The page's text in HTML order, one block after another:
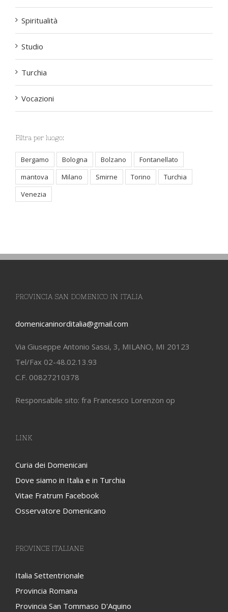
Spiritualità
Studio
Turchia
Vocazioni
Filtra per luogo:
Bergamo Bologna Bolzano
Fontanellato
mantova
Milano Smirne Torino
Turchia
Venezia
PROVINCIA SAN DOMENICO IN ITALIA
domenicaninorditalia@gmail.com
Via Giuseppe Antonio Sassi, 3, MILANO, MI 20123
Tel/Fax 02-48.02.13.93
C.F. 00827210378
Responsabile sito: fra Francesco Lorenzon op
LINK
Curia dei Domenicani
Dove siamo in Italia e in Turchia
Vitae Fratrum Facebook
Osservatore Domenicano
PROVINCE ITALIANE
Italia Settentrionale
Provincia Romana
Provincia San Tommaso D'Aquino